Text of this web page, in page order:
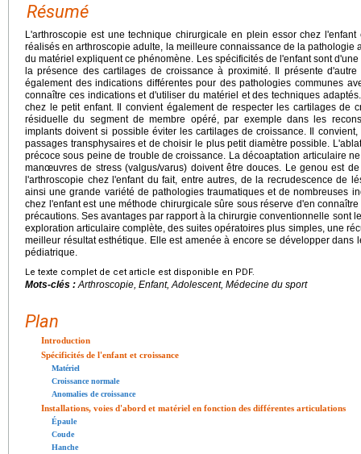
Résumé
L'arthroscopie est une technique chirurgicale en plein essor chez
réalisés en arthroscopie adulte, la meilleure connaissance de la pathologie
du matériel expliquent ce phénomène. Les spécificités de l'enfant sont
la présence des cartilages de croissance à proximité. Il présente
également des indications différentes pour des pathologies communes
connaître ces indications et d'utiliser du matériel et des techniques
chez le petit enfant. Il convient également de respecter les cartilages de
résiduelle du segment de membre opéré, par exemple dans les
implants doivent si possible éviter les cartilages de croissance. Il
passages transphysaires et de choisir le plus petit diamètre possible.
précoce sous peine de trouble de croissance. La décoaptation articulaire
manœuvres de stress (valgus/varus) doivent être douces. Le genou est
l'arthroscopie chez l'enfant du fait, entre autres, de la recrudescence de
ainsi une grande variété de pathologies traumatiques et de nombreuses
chez l'enfant est une méthode chirurgicale sûre sous réserve d'en
précautions. Ses avantages par rapport à la chirurgie conventionnelle sont
exploration articulaire complète, des suites opératoires plus simples, une
meilleur résultat esthétique. Elle est amenée à encore se développer dans
pédiatrique.
Le texte complet de cet article est disponible en PDF.
Mots-clés : Arthroscopie, Enfant, Adolescent, Médecine du sport
Plan
Introduction
Spécificités de l'enfant et croissance
Matériel
Croissance normale
Anomalies de croissance
Installations, voies d'abord et matériel en fonction des différentes articulations
Épaule
Coude
Hanche